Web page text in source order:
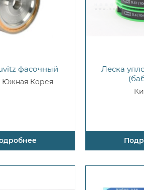
фасочный
Южная Корея
Леска